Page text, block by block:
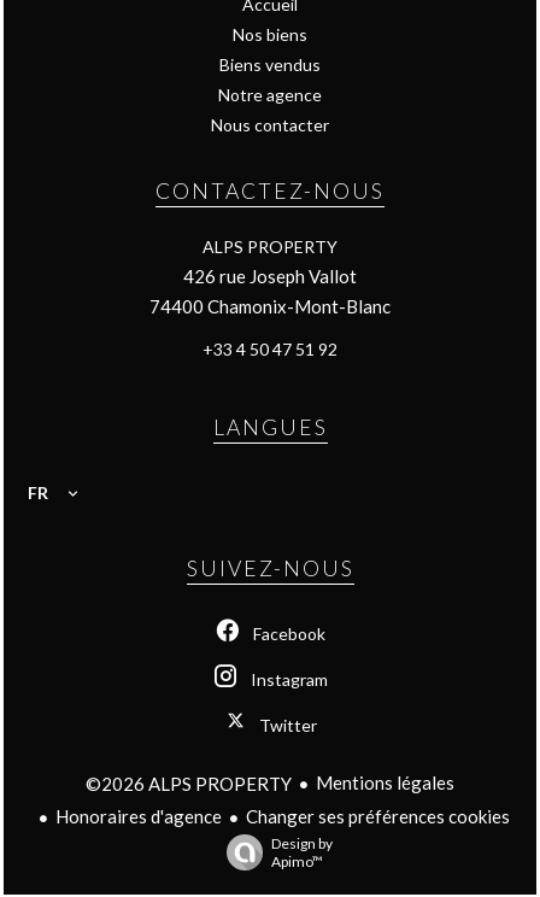
Nos biens
Biens vendus
Notre agence
Nous contacter
CONTACTEZ-NOUS
ALPS PROPERTY
426 rue Joseph Vallot
74400 Chamonix-Mont-Blanc
+33 4 50 47 51 92
LANGUES
FR
SUIVEZ-NOUS
Facebook
Instagram
Twitter
©2026 ALPS PROPERTY
Mentions légales
Honoraires d'agence
Changer ses préférences cookies
Design by
Apimo™